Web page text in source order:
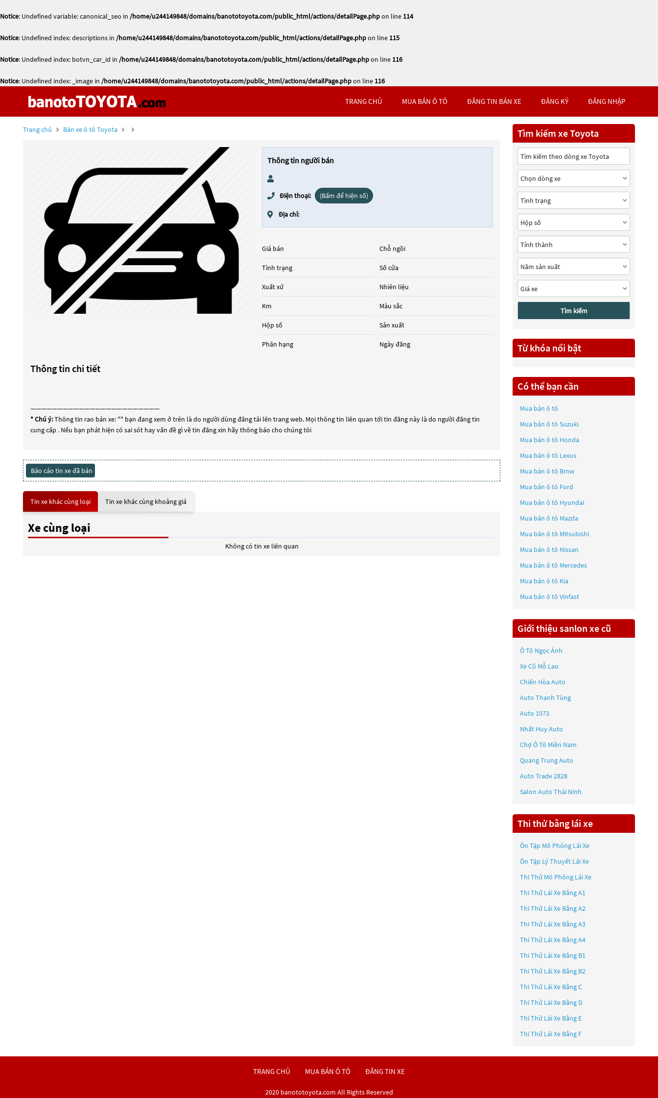
Notice: Undefined variable: canonical_seo in /home/u244149848/domains/banototoyota.com/public_html/actions/detailPage.phpon line 114
Notice: Undefined index: descriptions in /home/u244149848/domains/banototoyota.com/public_html/actions/detailPage.phpon line 115
Notice: Undefined index: botvn_car_id in /home/u244149848/domains/banototoyota.com/public_html/actions/detailPage.phpon line 116
Notice: Undefined index: _image in /home/u244149848/domains/banototoyota.com/public_html/actions/detailPage.phpon line 116
TRANG CHỦ MUA BÁN Ô TÔ ĐĂNG TIN BÁN XE ĐĂNG KÝ ĐĂNG NHẬP
Trang chủ Bán xe ô tô Toyota
Thông tin người bán
Điện thoại: (Bấm để hiện số)
Địa chỉ:
Giá bán
Tình trạng
Xuất xứ
Km
Hộp số
Phân hạng
Chỗ ngồi
Số cửa
Nhiên liệu
Màu sắc
Sản xuất
Ngày đăng
Thông tin chi tiết
————————————————————————
* Chú ý:Thông tin rao bán xe: "" bạn đang xem ở trên là do người dùng đăng tải lên trang web. Mọi thông tin liên quan tới tin đăng này là do người đăng tin
cung cấp . Nếu bạn phát hiện có sai sót hay vấn đề gì về tin đăng xin hãy thông báo cho chúng tôi
Báo cáo tin xe đã bán
Tin xe khác cùng loại Tin xe khác cùng khoảng giá
Xe cùng loại
Không có tin xe liên quan
Tìm kiếm xe Toyota
Tìm kiếm
Từ khóa nổi bật
Có thể bạn cần
Mua bán ô tô
Mua bán ô tô Suzuki
Mua bán ô tô Honda
Mua bán ô tô Lexus
Mua bán ô tô Bmw
Mua bán ô tô Ford
Mua bán ô tô Hyundai
Mua bán ô tô Mazda
Mua bán ô tô Mitsubishi
Mua bán ô tô Nissan
Mua bán ô tô Mercedes
Mua bán ô tô Kia
Mua bán ô tô Vinfast
Giới thiệu sanlon xe cũ
Ô Tô Ngọc Ánh
Xe Cũ Mỗ Lao
Chiến Hòa Auto
Auto Thanh Tùng
Auto 1073
Nhất Huy Auto
Chợ Ô Tô Miền Nam
Quang Trung Auto
Auto Trade 2828
Salon Auto Thái Ninh
Thi thử bằng lái xe
Ôn Tập Mô Phỏng Lái Xe
Ôn Tập Lý Thuyết Lái Xe
Thi Thử Mô Phỏng Lái Xe
Thi Thử Lái Xe Bằng A1
Thi Thử Lái Xe Bằng A2
Thi Thử Lái Xe Bằng A3
Thi Thử Lái Xe Bằng A4
Thi Thử Lái Xe Bằng B1
Thi Thử Lái Xe Bằng B2
Thi Thử Lái Xe Bằng C
Thi Thử Lái Xe Bằng D
Thi Thử Lái Xe Bằng E
Thi Thử Lái Xe Bằng F
TRANG CHỦ MUA BÁN Ô TÔ ĐĂNG TIN XE
2020 banototoyota.com All Rights Reserved